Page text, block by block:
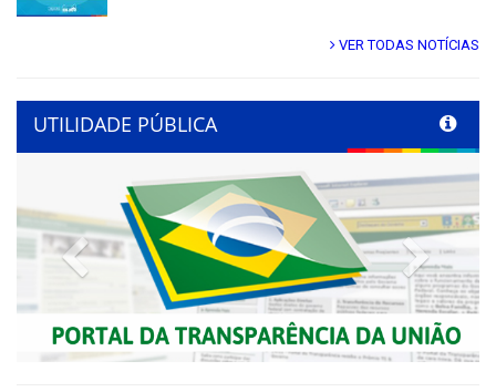
VER TODAS NOTÍCIAS
UTILIDADE PÚBLICA
Previous Next